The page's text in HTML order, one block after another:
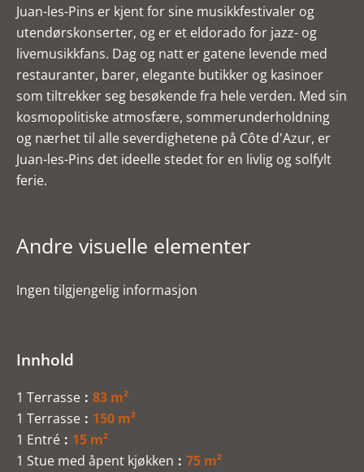
Juan-les-Pins er kjent for sine musikkfestivaler og
utendørskonserter, og er et eldorado for jazz- og
livemusikkfans. Dag og natt er gatene levende med
restauranter, barer, elegante butikker og kasinoer
som tiltrekker seg besøkende fra hele verden. Med sin
kosmopolitiske atmosfære, sommerunderholdning
og nærhet til alle severdighetene på Côte d'Azur, er
Juan-les-Pins det ideelle stedet for en livlig og solfylt
ferie.
Andre visuelle elementer
Ingen tilgjengelig informasjon
Innhold
1 Terrasse
83 m²
1 Terrasse
150 m²
1 Entré
15 m²
1 Stue med åpent kjøkken
75 m²